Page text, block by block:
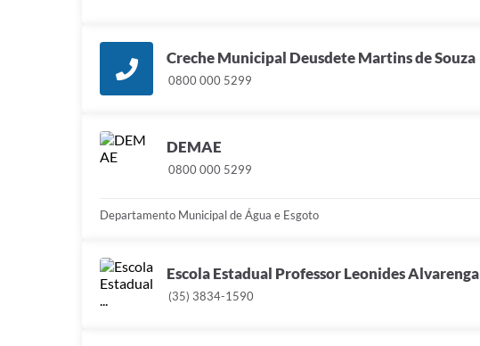
Creche Municipal Deusdete Martins de Souza
0800 000 5299
DEMAE
0800 000 5299
Departamento Municipal de Água e Esgoto
Escola Estadual Professor Leonides Alvarenga
(35) 3834-1590